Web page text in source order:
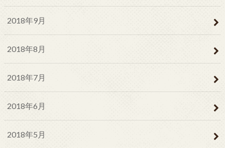
2018年9月
2018年8月
2018年7月
2018年6月
2018年5月